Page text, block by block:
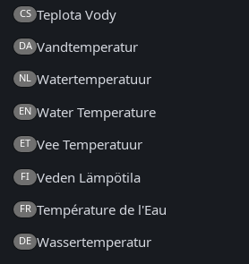
CS Teplota Vody
DA Vandtemperatur
NL Watertemperatuur
EN Water Temperature
ET Vee Temperatuur
FI Veden Lämpötila
FR Température de l'Eau
DE Wassertemperatur